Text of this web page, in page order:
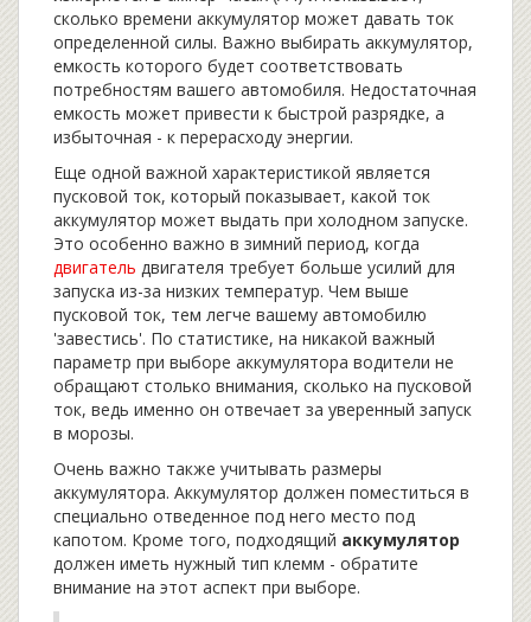
сколько времени аккумулятор может давать ток
определенной силы. Важно выбирать аккумулятор,
емкость которого будет соответствовать
потребностям вашего автомобиля. Недостаточная
емкость может привести к быстрой разрядке, а
избыточная - к перерасходу энергии.
Еще одной важной характеристикой является
пусковой ток, который показывает, какой ток
аккумулятор может выдать при холодном запуске.
Это особенно важно в зимний период, когда
двигатель двигателя требует больше усилий для
запуска из-за низких температур. Чем выше
пусковой ток, тем легче вашему автомобилю
'завестись'. По статистике, на никакой важный
параметр при выборе аккумулятора водители не
обращают столько внимания, сколько на пусковой
ток, ведь именно он отвечает за уверенный запуск
в морозы.
Очень важно также учитывать размеры
аккумулятора. Аккумулятор должен поместиться в
специально отведенное под него место под
капотом. Кроме того, подходящий аккумулятор
должен иметь нужный тип клемм - обратите
внимание на этот аспект при выборе.